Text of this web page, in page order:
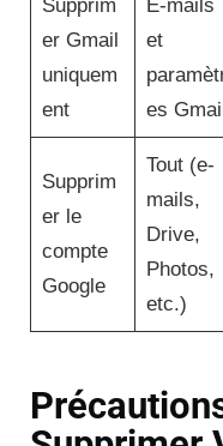
Supprim
er Gmail
uniquem
ent
E-mails
et
es
Supprim
er le
compte
Google
Tout (e-
mails,
Drive,
Photos,
etc.)